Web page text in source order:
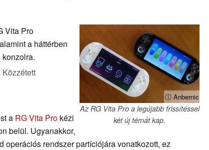
ⓘ Anbernic
Az RG Vita Pro a legújabb frissítéssel
két új témát kap.
Vita Pro
a háttérben
Közzétett
a RG Vita Pro kézi
belül. Ugyanakkor,
operációs rendszer partíciójára vonatkozott, ez